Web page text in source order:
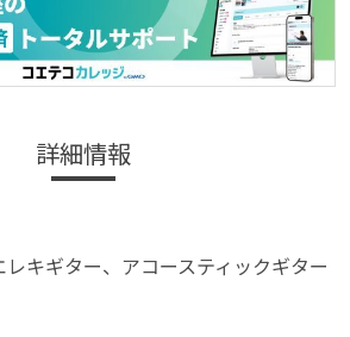
詳細情報
キギター、アコースティックギター